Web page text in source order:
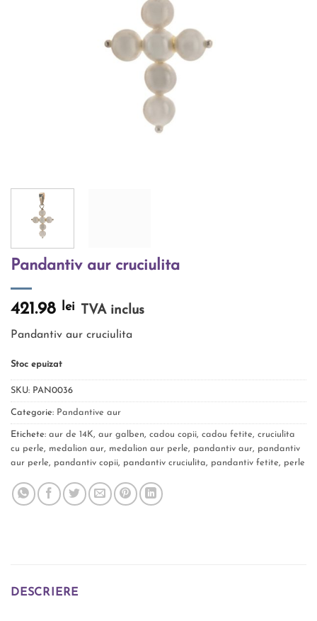
Pandantiv aur cruciulita
421.98 lei TVA inclus
Pandantiv aur cruciulita
Stoc epuizat
SKU: PAN0036
Categorie: Pandantive aur
Etichete: aur de 14K aur galben cadou copii cadou fetite
cruciulita
cu perle
medalion aur medalion aur perle pandantiv aur
pandantiv
aur perle
pandantiv copii pandantiv cruciulita pandantiv fetite perle
DESCRIERE